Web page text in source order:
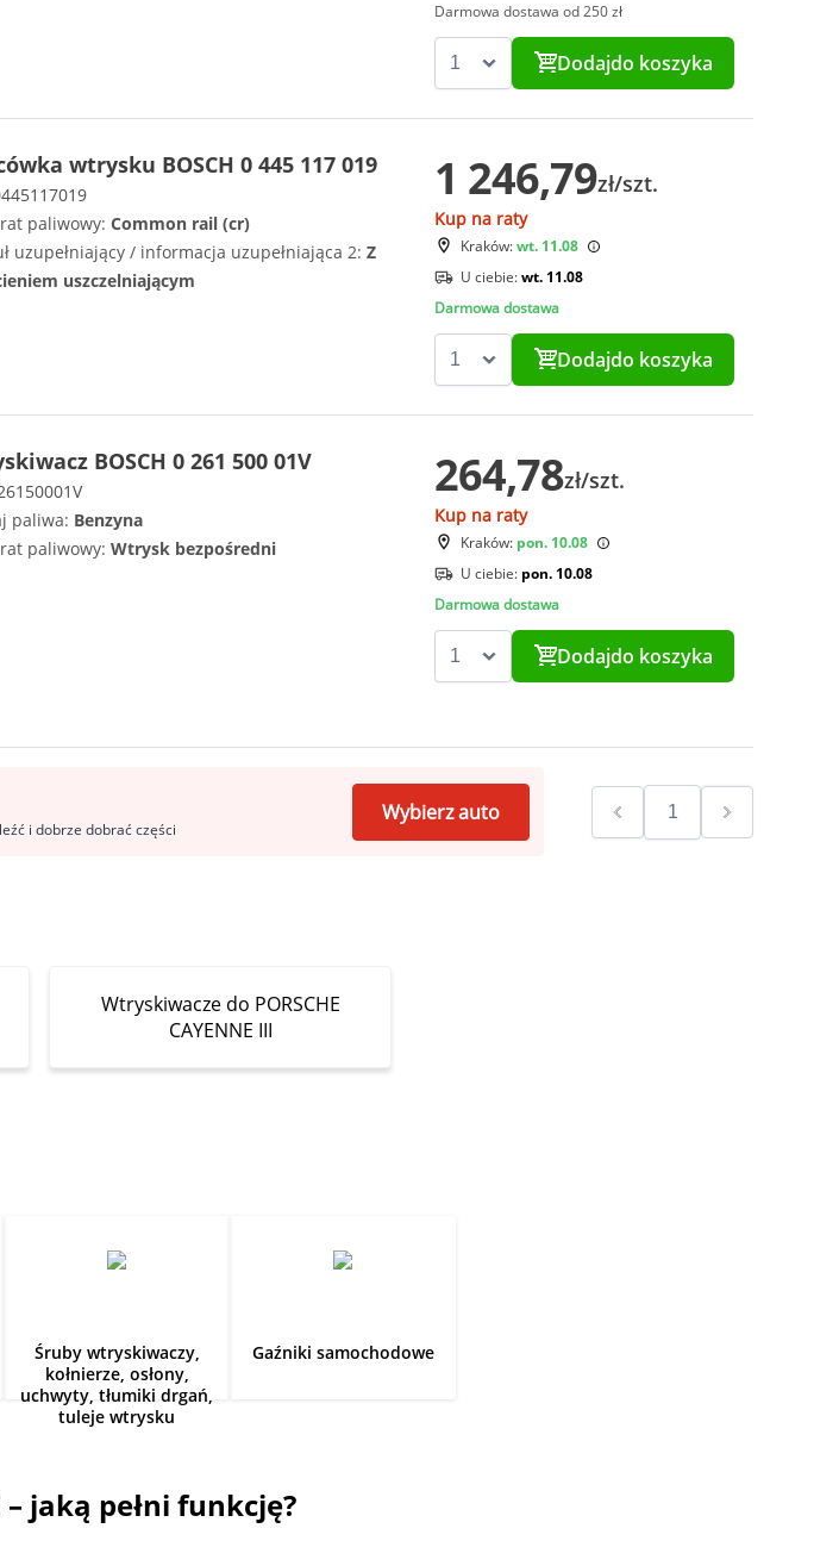
Darmowa dostawa od 250 zł
Dodajdo koszyka
wtrysku BOSCH 0 445 117 019
paliwowy: Common rail (cr)
uzupełniający / informacja uzupełniająca 2: Z
uszczelniającym
1 246,79zł/szt.
Kup na raty
Kraków:wt. 11.08
U ciebie:wt. 11.08
Darmowa dostawa
Dodajdo koszyka
BOSCH 0 261 500 01V
paliwa: Benzyna
paliwowy: Wtrysk bezpośredni
264,78zł/szt.
Kup na raty
Kraków: pon. 10.08
U ciebie: pon. 10.08
Darmowa dostawa
Dodajdo koszyka
i dobrze dobrać części
Wybierz auto
Wtryskiwacze do PORSCHE
CAYENNE III
Śruby wtryskiwaczy,
kołnierze, osłony,
uchwyty, tłumiki drgań,
tuleje wtrysku
Gaźniki samochodowe
– jaką pełni funkcję?